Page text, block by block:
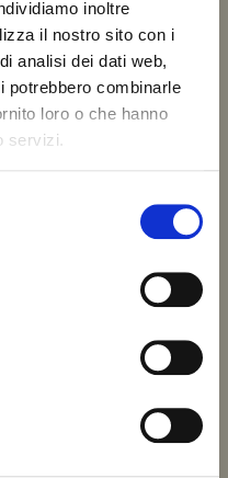
inoltre
il nostro sito con i
analisi dei dati web,
potrebbero combinarle
loro o che hanno
servizi.